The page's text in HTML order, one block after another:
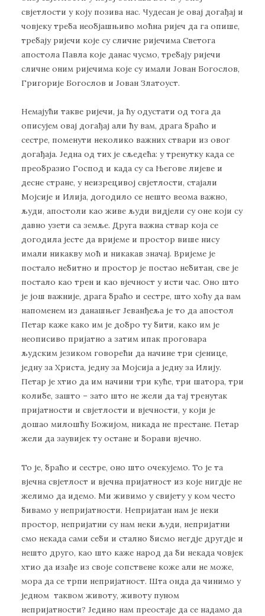
свјетлости у коју позива нас. Чудесан је овај догађај и
човјеку треба необјашњиво моћна ријеч да га опише,
требају ријечи које су сличне ријечима Светога
апостола Павла које данас чусмо, требају ријечи
сличне оним ријечима које су имали Јован Богослов,
Григорије Богослов и Јован Златоуст.
Немајући такве ријечи, ја ћу одустати од тога да
описујем овај догађај али ћу вам, драга браћо и
сестре, поменути неколико важних ствари из овог
догађаја. Једна од тих је сљедећа: у тренутку када се
преобразио Господ и када су са Његове лијеве и
десне стране, у неизрецивој свјетлости, стајали
Мојсије и Илија, догодило се нешто веома важно,
људи, апостоли као живе људи видјели су оне који су
давно узети са земље. Друга важна ствар која се
догодила јесте да вријеме и простор више нису
имали никакву моћ и никакав значај. Вријеме је
постало небитно и простор је постао небитан, све је
постало као трен и као вјечност у исти час. Оно што
је још важније, драга браћо и сестре, што хоћу да вам
напоменем из данашњег Јеванђеља је то да апостол
Петар каже како им је добро ту бити, како им је
неописиво пријатно а затим ипак проговара
људским језиком говорећи да начине три сјенице,
једну за Христа, једну за Мојсија а једну за Илију.
Петар је хтио да им начини три куће, три шатора, три
колибе, зашто – зато што не жели да тај тренутак
пријатности и свјетлости и вјечности, у који је
дошао милошћу Божијом, никада не престане. Петар
жели да заувијек ту остане и борави вјечно.
То је, браћо и сестре, оно што очекујемо. То је та
вјечна свјетлост и вјечна пријатност из које нигдје не
желимо да идемо. Ми живимо у свијету у ком често
бивамо у непријатности. Непријатан нам је неки
простор, непријатни су нам неки људи, непријатни
смо некада сами себи и стално бисмо негдје другдје и
нешто друго, као што каже народ да би некада човјек
хтио да изађе из своје сопствене коже али не може,
мора да се трпи непријатност. Шта онда да чинимо у
једном таквом животу, животу пуном
непријатности? Једино нам преостаје да се надамо да